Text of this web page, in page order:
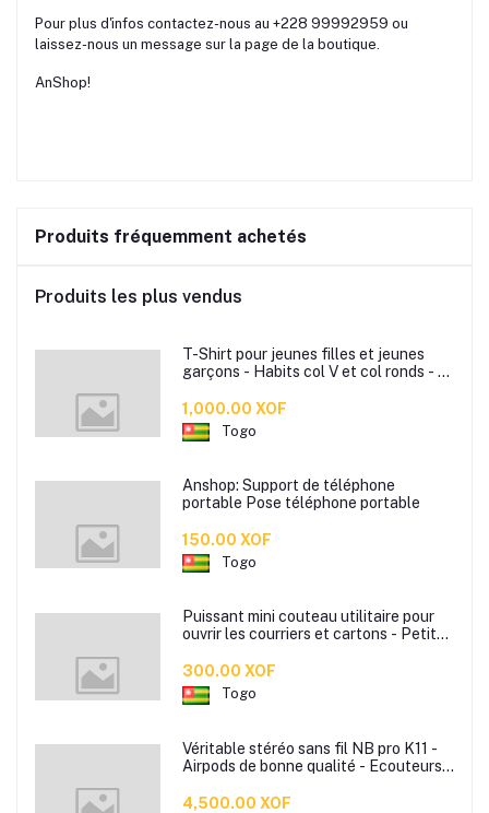
Pour plus d'infos contactez-nous au +228 99992959 ou
laissez-nous un message sur la page de la boutique.
AnShop!
Produits fréquemment achetés
Produits les plus vendus
T-Shirt pour jeunes filles et jeunes
garçons - Habits col V et col ronds - T-
1,000.00 XOF
Togo
Anshop: Support de téléphone
portable Pose téléphone portable
150.00 XOF
Togo
Puissant mini couteau utilitaire pour
ouvrir les courriers et cartons - Petite
lame portable disponible en plusieurs
couleurs
300.00 XOF
Togo
Véritable stéréo sans fil NB pro K11 -
Airpods de bonne qualité - Ecouteurs
4,500.00 XOF